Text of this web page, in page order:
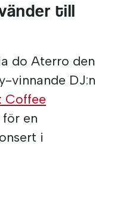
till
do Aterro den
vinnande DJ:n
Coffee
en
i